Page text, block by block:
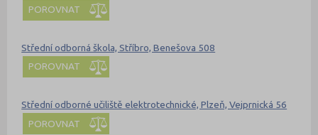
POROVNAT
Střední odborná škola, Stříbro, Benešova 508
POROVNAT
Střední odborné učiliště elektrotechnické, Plzeň, Vejprnická 56
POROVNAT